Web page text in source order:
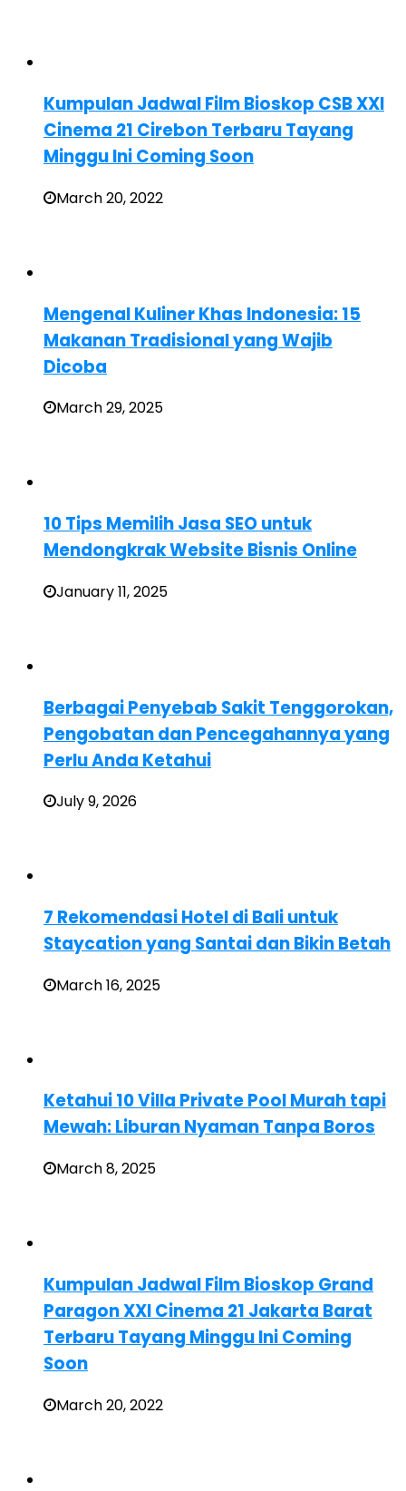
Kumpulan Jadwal Film Bioskop CSB XXI
Cinema 21 Cirebon Terbaru Tayang
Minggu Ini Coming Soon
March 20, 2022
Mengenal Kuliner Khas Indonesia: 15
Makanan Tradisional yang Wajib
Dicoba
March 29, 2025
10 Tips Memilih Jasa SEO untuk
Mendongkrak Website Bisnis Online
January 11, 2025
Berbagai Penyebab Sakit Tenggorokan,
Pengobatan dan Pencegahannya yang
Perlu Anda Ketahui
July 9, 2026
7 Rekomendasi Hotel di Bali untuk
Staycation yang Santai dan Bikin Betah
March 16, 2025
Ketahui 10 Villa Private Pool Murah tapi
Mewah: Liburan Nyaman Tanpa Boros
March 8, 2025
Kumpulan Jadwal Film Bioskop Grand
Paragon XXI Cinema 21 Jakarta Barat
Terbaru Tayang Minggu Ini Coming
Soon
March 20, 2022